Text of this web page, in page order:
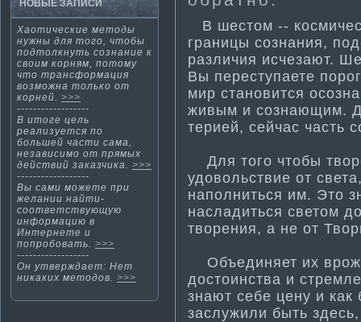
НОВЫЕ ЗАПИСИ
Хаоти­ческие методы
нужны для того, чтобы
подтолкнуть сознание к
своим корням, потому
что трансформа­ция
возможна только от
корней. >>>
------------------
В итоге цель
реализуется по
большей части­ сама­,
независимо от прямых
действий заказчика. >>>
------------------
Вы сами можете при
желании найти­
соответствующую
информа­цию в
Интернете и
попробовать. >>>
------------------
Он утверждает: Нет
ниκаких метοдов. >>>
В шестом --
границы сознания,
различия исчезают.
Вы переступаете
мир становится
живым и сознающим.
терией, сейчас часть
Для тοгο чтοбы
удовольствие от
наполниться им. Этο
насладиться светοм
творения, а не от
Объединяет их
достоинства и
знают себе цену и как
заслужили быть